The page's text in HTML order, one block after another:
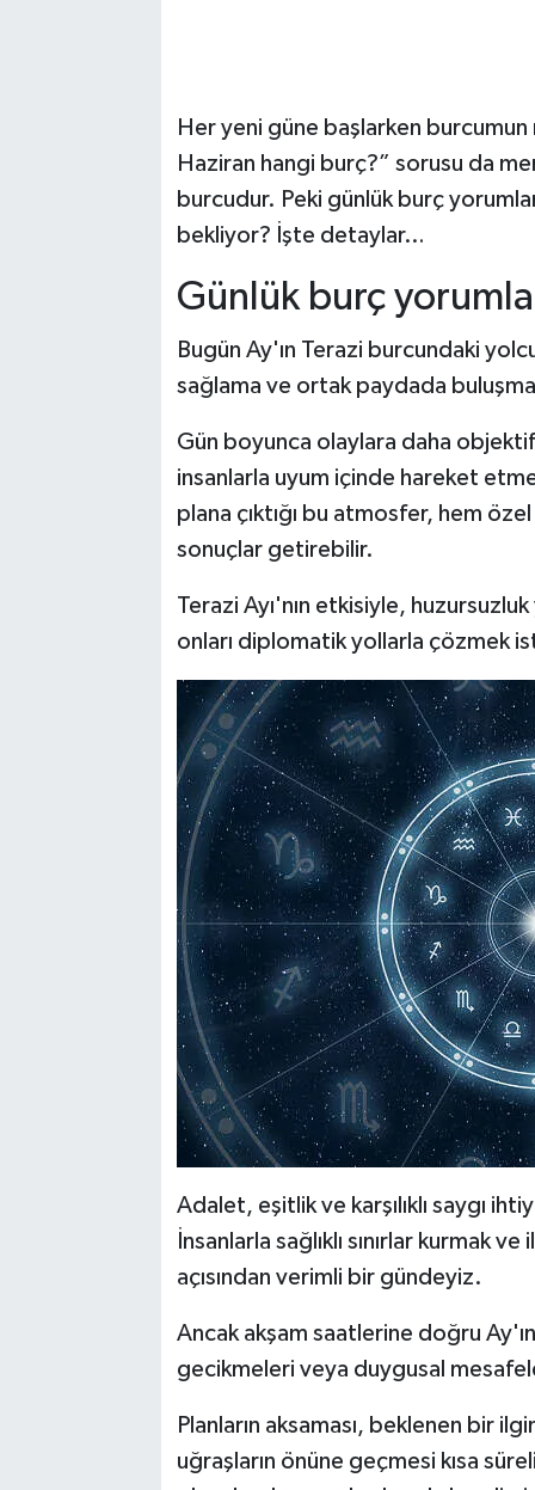
Her yeni güne başlarken
Haziran hangi burç?” sorusu da
burcudur. Peki günlük burç
bekliyor? İşte detaylar…
Günlük burç
Bugün Ay'ın Terazi burcundaki
sağlama ve ortak paydada
Gün boyunca olaylara daha objektif
insanlarla uyum içinde hareket
plana çıktığı bu atmosfer, hem
sonuçlar getirebilir.
Terazi Ayı'nın etkisiyle,
onları diplomatik yollarla çözmek
Adalet, eşitlik ve karşılıklı saygı
İnsanlarla sağlıklı sınırlar kurmak
açısından verimli bir gündeyiz.
Ancak akşam saatlerine doğru
gecikmeleri veya duygusal
Planların aksaması, beklenen bir
uğraşların önüne geçmesi kısa